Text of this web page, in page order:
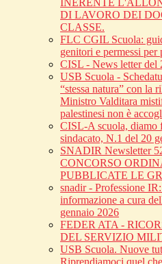
INERENTE
DI LAVORO DEI
CLASSE.
FLC CGIL Scuola:
genitori e permessi per
CISL - News letter del
USB Scuola -
“stessa natura” con la
Ministro Valditara
palestinesi non è
CISL-A scuola, diamo
sindacato, N.1 del 20
SNADIR Newsletter
CONCORSO
PUBBLICATE LE
snadir - Professione
informazione a cura
gennaio 2026
FEDER ATA -
DEL SERVIZIO
USB Scuola. Nuove